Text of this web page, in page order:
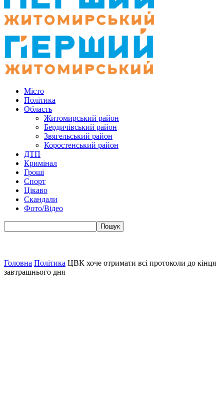
Місто
Політика
Область
Житомирський район
Бердичівський район
Звягельський район
Коростенський район
ДТП
Кримінал
Гроші
Спорт
Цікаво
Скандали
Фото/Відео
Головна Політика ЦВК хоче отримати всі протоколи до кінця
завтрашнього дня